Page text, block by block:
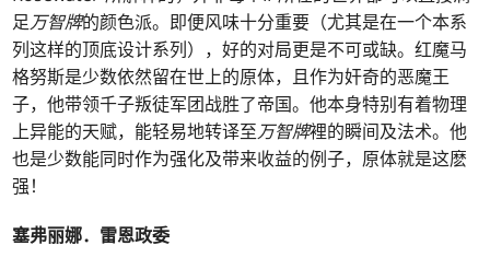
足万智牌的颜色派。即便风味十分重要（尤其是在一个本系
列这样的顶底设计系列），好的对局更是不可或缺。红魔马
格努斯是少数依然留在世上的原体，且作为奸奇的恶魔王
子，他带领千子叛徒军团战胜了帝国。他本身特别有着物理
上异能的天赋，能轻易地转译至万智牌裡的瞬间及法术。他
也是少数能同时作为强化及带来收益的例子，原体就是这麽
强！
塞弗丽娜．雷恩政委